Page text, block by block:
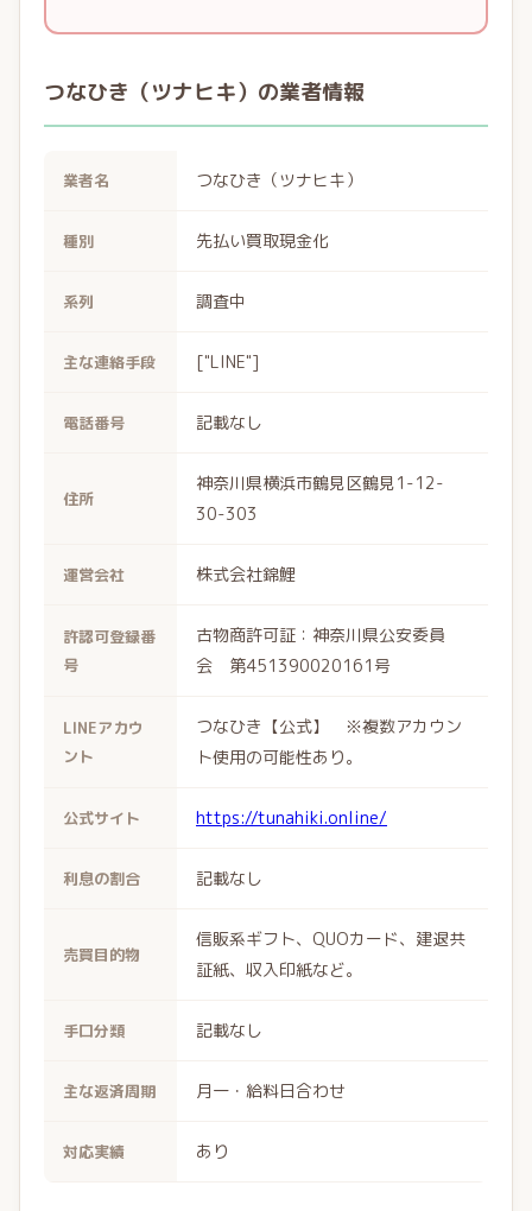
つなひき（ツナヒキ）の業者情報
業者名 つなひき（ツナヒキ）
種別 先払い買取現金化
系列 調査中
主な連絡手段 ["LINE"]
電話番号 記載なし
住所
神奈川県横浜市鶴見区鶴見1-12-
30-303
運営会社 株式会社錦鯉
許認可登録番
号
古物商許可証：神奈川県公安委員
会 第451390020161号
LINEアカウ
ント
つなひき【公式】 ※複数アカウン
ト使用の可能性あり。
公式サイト https://tunahiki.online/
利息の割合 記載なし
売買目的物
信販系ギフト、QUOカード、建退共
証紙、収入印紙など。
手口分類 記載なし
主な返済周期 月一・給料日合わせ
対応実績 あり